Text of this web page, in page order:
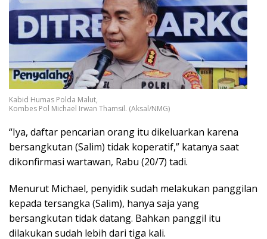
Kabid Humas Polda Malut,
Kombes Pol Michael Irwan Thamsil. (Aksal/NMG)
“Iya, daftar pencarian orang itu dikeluarkan karena
bersangkutan (Salim) tidak koperatif,” katanya saat
dikonfirmasi wartawan, Rabu (20/7) tadi.
Menurut Michael, penyidik sudah melakukan panggilan
kepada tersangka (Salim), hanya saja yang
bersangkutan tidak datang. Bahkan panggil itu
dilakukan sudah lebih dari tiga kali.